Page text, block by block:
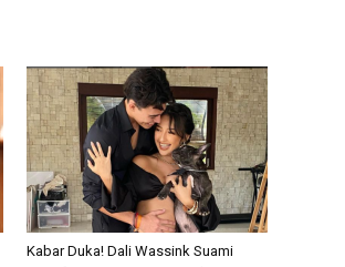
Kabar Duka! Dali Wassink Suami